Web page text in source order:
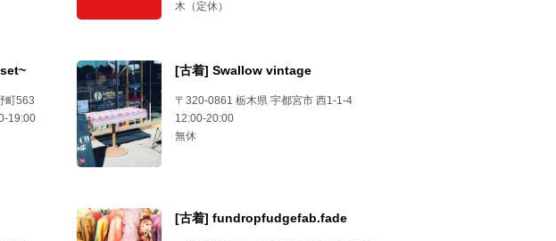
木（定休）
町563
19:00
[古着] Swallow vintage
〒320-0861 栃木県 宇都宮市 西1-1-4
12:00-20:00
無休
[古着] fundropfudgefab.fade